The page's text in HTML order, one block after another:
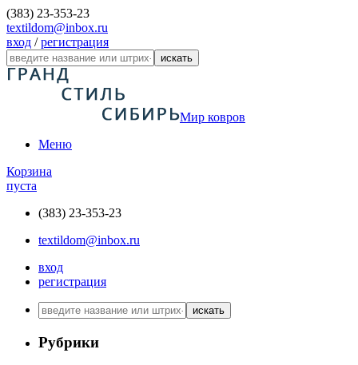
(383) 23-353-23
textildom@inbox.ru
вход /регистрация
искать
Мир ковров
Меню
Корзина
пуста
(383) 23-353-23
textildom@inbox.ru
вход
регистрация
искать
Рубрики